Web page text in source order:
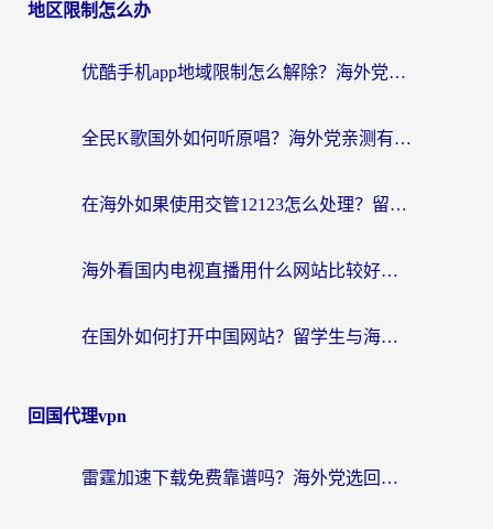
地区限制怎么办
优酷手机app地域限制怎么解除？海外党亲测有效的追剧方案
全民K歌国外如何听原唱？海外党亲测有效的回国加速器选择指南
在海外如果使用交管12123怎么处理？留学生亲测有效的回国加速方案
海外看国内电视直播用什么网站比较好？一篇解决你所有追剧难题的实用指南
在国外如何打开中国网站？留学生与海外华人的无缝访问指南
回国代理vpn
雷霆加速下载免费靠谱吗？海外党选回国加速器的避坑指南（附热门工具对比）